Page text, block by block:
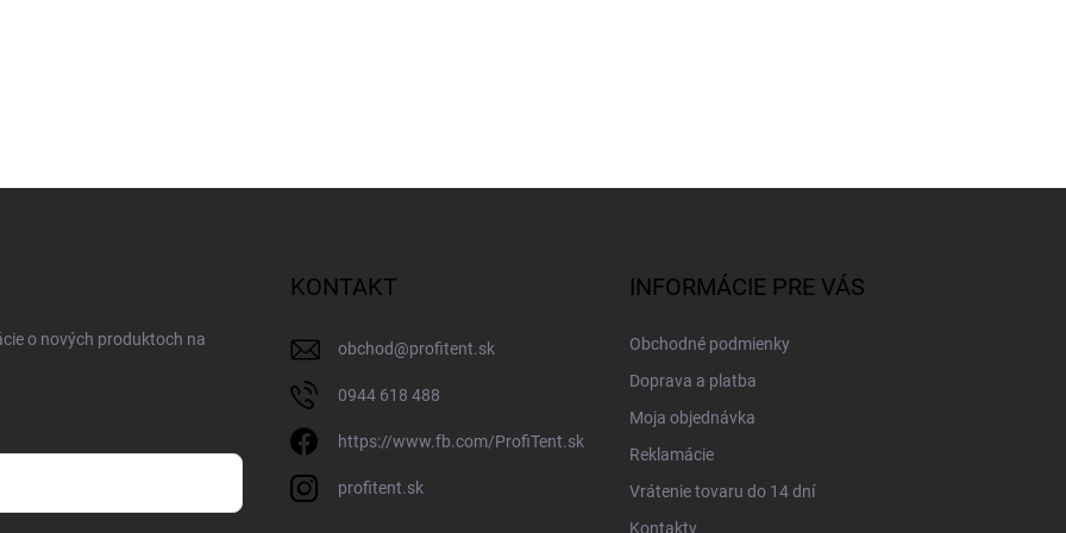
o nových produktoch na
KONTAKT
obchod@profitent.sk
0944 618 488
https://www.fb.com/ProfiTent.sk
profitent.sk
INFORMÁCIE PRE VÁS
Obchodné podmienky
Doprava a platba
Moja objednávka
Reklamácie
Vrátenie tovaru do 14 dní
Kontakty